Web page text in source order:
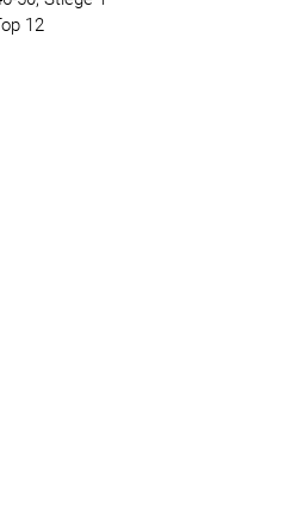
12